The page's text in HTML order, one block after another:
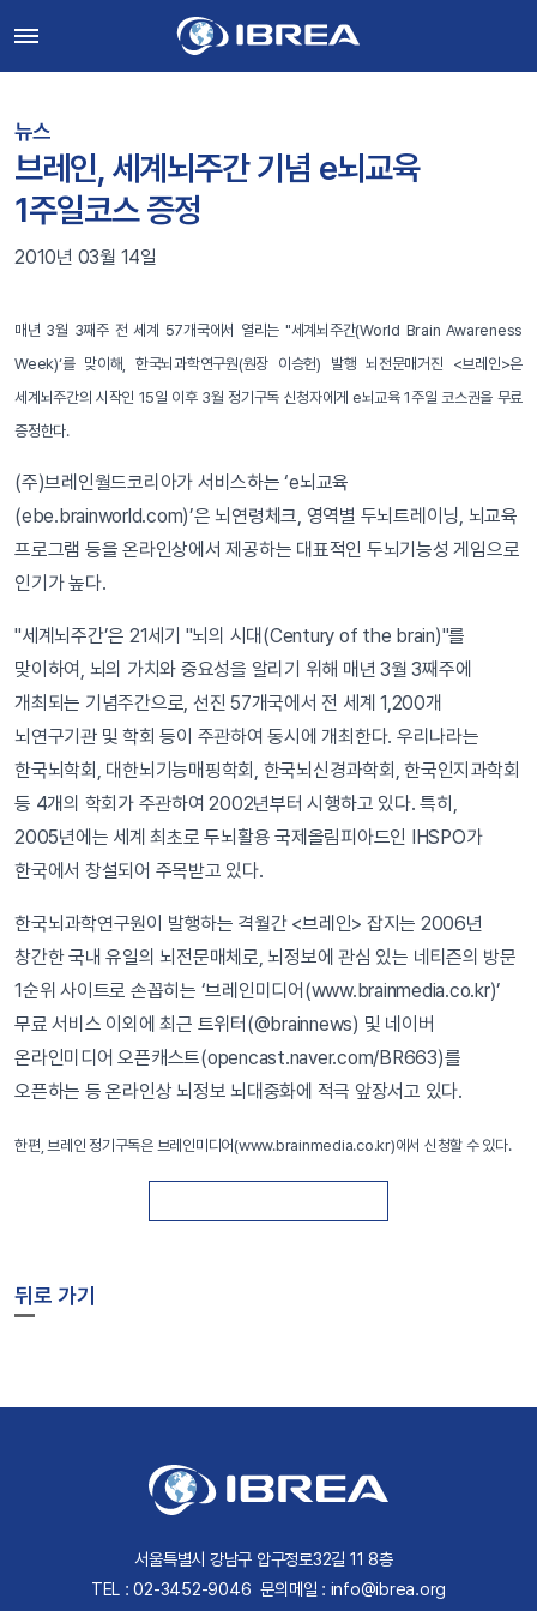
뉴스
브레인, 세계뇌주간 기념 e뇌교육
1주일코스 증정
2010년 03월 14일
매년 3월 3째주 전 세계 57개국에서 열리는 "세계뇌주간(World Brain Awareness
Week)‘를 맞이해, 한국뇌과학연구원(원장 이승헌) 발행 뇌전문매거진 <브레인>은
세계뇌주간의 시작인 15일 이후 3월 정기구독 신청자에게 e뇌교육 1주일 코스권을 무료
증정한다.
(주)브레인월드코리아가 서비스하는 ‘e뇌교육
(ebe.brainworld.com)’은 뇌연령체크, 영역별 두뇌트레이닝, 뇌교육
프로그램 등을 온라인상에서 제공하는 대표적인 두뇌기능성 게임으로
인기가 높다.
"세계뇌주간’은 21세기 "뇌의 시대(Century of the brain)"를
맞이하여, 뇌의 가치와 중요성을 알리기 위해 매년 3월 3째주에
개최되는 기념주간으로, 선진 57개국에서 전 세계 1,200개
뇌연구기관 및 학회 등이 주관하여 동시에 개최한다. 우리나라는
한국뇌학회, 대한뇌기능매핑학회, 한국뇌신경과학회, 한국인지과학회
등 4개의 학회가 주관하여 2002년부터 시행하고 있다. 특히,
2005년에는 세계 최초로 두뇌활용 국제올림피아드인 IHSPO가
한국에서 창설되어 주목받고 있다.
한국뇌과학연구원이 발행하는 격월간 <브레인> 잡지는 2006년
창간한 국내 유일의 뇌전문매체로, 뇌정보에 관심 있는 네티즌의 방문
1순위 사이트로 손꼽히는 ‘브레인미디어(www.brainmedia.co.kr)’
무료 서비스 이외에 최근 트위터(@brainnews) 및 네이버
온라인미디어 오픈캐스트(opencast.naver.com/BR663)를
오픈하는 등 온라인상 뇌정보 뇌대중화에 적극 앞장서고 있다.
한편, 브레인 정기구독은 브레인미디어(www.brainmedia.co.kr)에서 신청할 수 있다.
뒤로 가기
서울특별시 강남구 압구정로32길 11 8층
TEL : 02-3452-9046 문의메일 : info@ibrea.org